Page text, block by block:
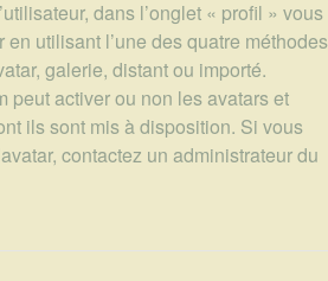
dans l’onglet « profil » vous
utilisant l’une des quatre méthodes
galerie, distant ou importé.
peut activer ou non les avatars et
ils sont mis à disposition. Si vous
contactez un administrateur du